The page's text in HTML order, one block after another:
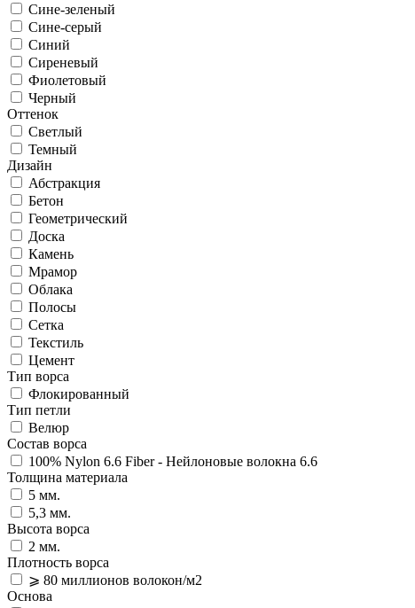
Сине-зеленый
Сине-серый
Синий
Сиреневый
Фиолетовый
Черный
Оттенок
Светлый
Темный
Дизайн
Абстракция
Бетон
Геометрический
Доска
Камень
Мрамор
Облака
Полосы
Сетка
Текстиль
Цемент
Тип ворса
Флокированный
Тип петли
Велюр
Состав ворса
100% Nylon 6.6 Fiber - Нейлоновые волокна 6.6
Толщина материала
5 мм.
5,3 мм.
Высота ворса
2 мм.
Плотность ворса
⩾ 80 миллионов волокон/м2
Основа